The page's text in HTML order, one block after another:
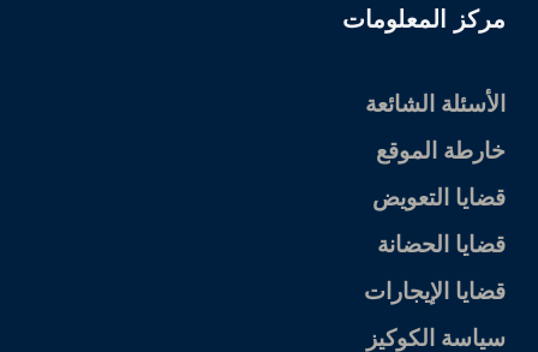
مركز المعلومات
الأسئلة الشائعة
خارطة الموقع
قضايا التعويض
قضايا الحضانة
قضايا الإيجارات
سياسة الكوكيز